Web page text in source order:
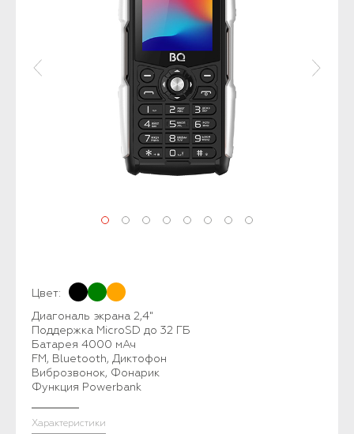
Цвет:
Диагональ экрана 2,4"
Поддержка MicroSD до 32 ГБ
Батарея 4000 мАч
FM, Bluetooth, Диктофон
Виброзвонок, Фонарик
Функция Powerbank
Характеристики